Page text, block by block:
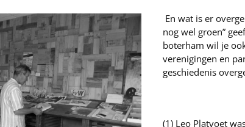
En wat is er
nog wel groen”
boterham wil je
verenigingen en
geschiedenis
(1) Leo Platvoet